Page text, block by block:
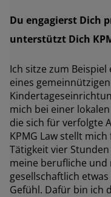
Du engagierst Dich
unterstützt Dich
Ich sitze zum
eines
mich bei einer
die sich für verfolgte
KPMG Law stellt
Tätigkeit vier
meine berufliche
gesellschaftlich
Gefühl. Dafür bin ich